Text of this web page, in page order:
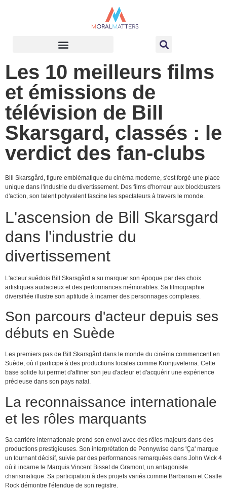
Les 10 meilleurs films
et émissions de
télévision de Bill
Skarsgard, classés : le
verdict des fan-clubs
Bill Skarsgård, figure emblématique du cinéma moderne, s'est forgé une place
unique dans l'industrie du divertissement. Des films d'horreur aux blockbusters
d'action, son talent polyvalent fascine les spectateurs à travers le monde.
L'ascension de Bill Skarsgard
dans l'industrie du
divertissement
L'acteur suédois Bill Skarsgård a su marquer son époque par des choix
artistiques audacieux et des performances mémorables. Sa filmographie
diversifiée illustre son aptitude à incarner des personnages complexes.
Son parcours d'acteur depuis ses
débuts en Suède
Les premiers pas de Bill Skarsgård dans le monde du cinéma commencent en
Suède, où il participe à des productions locales comme Kronjuvelerna. Cette
base solide lui permet d'affiner son jeu d'acteur et d'acquérir une expérience
précieuse dans son pays natal.
La reconnaissance internationale
et les rôles marquants
Sa carrière internationale prend son envol avec des rôles majeurs dans des
productions prestigieuses. Son interprétation de Pennywise dans 'Ça' marque
un tournant décisif, suivie par des performances remarquées dans John Wick 4
où il incarne le Marquis Vincent Bisset de Gramont, un antagoniste
charismatique. Sa participation à des projets variés comme Barbarian et Castle
Rock démontre l'étendue de son registre.